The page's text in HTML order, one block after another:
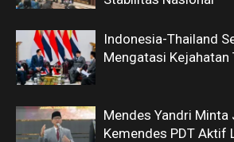
Indonesia-Thailand
Mengatasi Kejahatan
Mendes Yandri Minta
Kemendes PDT Aktif